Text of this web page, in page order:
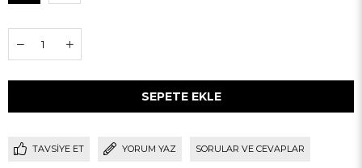
TAVSIYE ET YORUM YAZ SORULAR VE CEVAPLAR